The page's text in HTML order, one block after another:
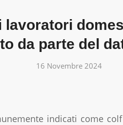
lavoratori
da parte del
16 Novembre 2024
indicati come